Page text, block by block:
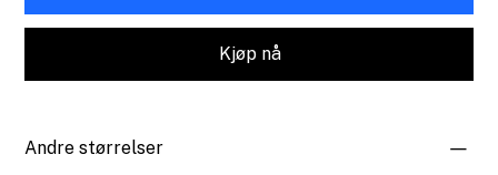
Kjøp nå
Andre størrelser